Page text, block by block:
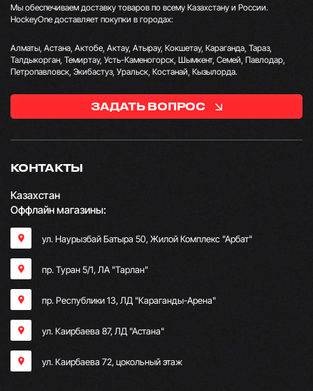
КОНТАКТЫ
Казахстан
Оффлайн магазины:
ул. Наурызбай Батыра 50, Жилой Комплекс "Арбат"
пр. Туран 5/1, ЛА "Тарлан"
пр. Республики 13, ​ЛД "Караганды-Арена"
ул. Каирбаева 87, ЛД "Астана"
ул. Каирбаева 72, цокольный этаж
Мы обеспечиваем доставку товаров по всему Казахстану и России.
HockeyOne доставляет покупки в городах:
Алматы, Астана, Актобе, Актау, Атырау, Кокшетау, Караганда, Тараз,
Талдыкорган, Темиртау, Усть-Каменогорск, Шымкент, Семей, Павлодар,
Петропавловск, Экибастуз, Уральск, Костанай, Кызылорда.
ЗАДАТЬ ВОПРОС